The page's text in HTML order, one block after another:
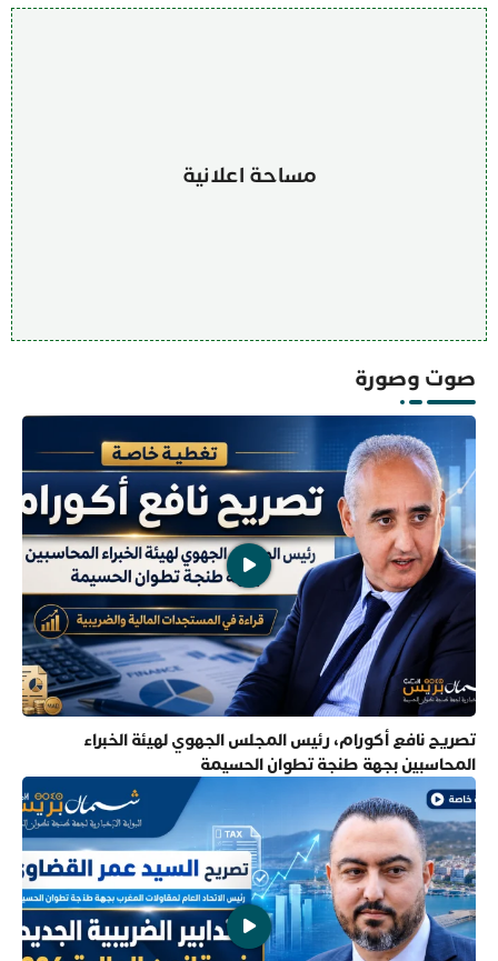
مساحة اعلانية
صوت وصورة
تصريح نافع أكورام، رئيس المجلس الجهوي لهيئة الخبراء
المحاسبين بجهة طنجة تطوان الحسيمة